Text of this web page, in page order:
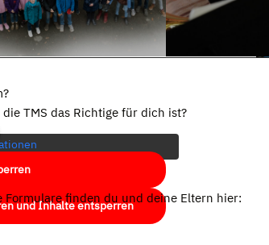
Sie auf die Schaltfläche unten.
Drittanbieter weitergegeben
und Inhalte entsperren
TMS das Richtige für dich ist?
finden du und deine Eltern hier: